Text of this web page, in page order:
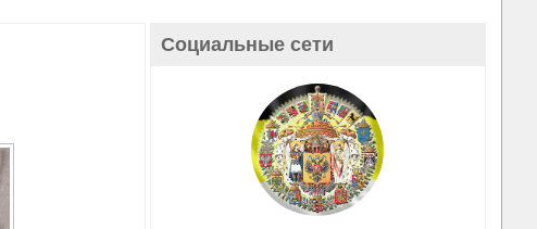
Социальные сети